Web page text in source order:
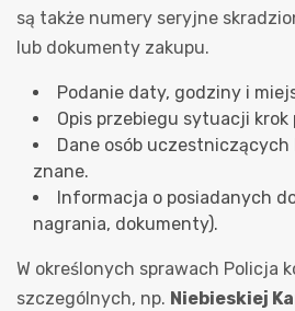
są także numery seryjne
lub dokumenty zakupu.
Podanie daty, godziny i
Opis przebiegu sytuacji krok
Dane osób uczestniczących
znane.
Informacja o posiadanych
nagrania, dokumenty).
W określonych sprawach Policja
szczególnych, np. Niebieskiej